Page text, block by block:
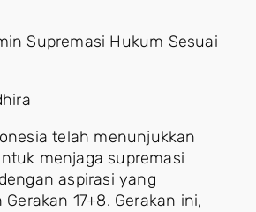
Supremasi Hukum Sesuai
telah menunjukkan
menjaga supremasi
aspirasi yang
17+8. Gerakan ini,